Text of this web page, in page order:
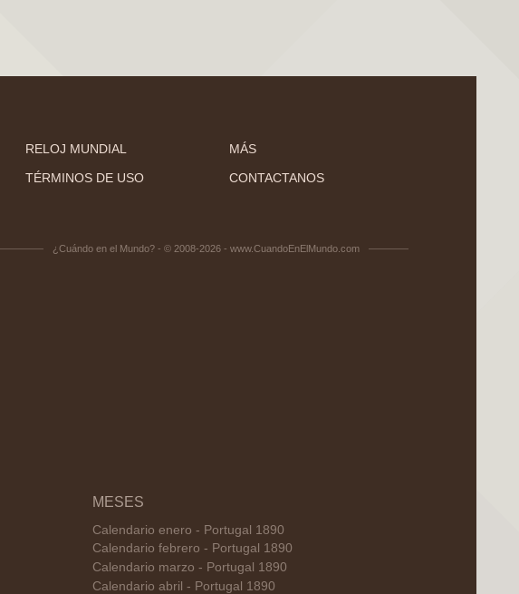
RELOJ MUNDIAL
MÁS
TÉRMINOS DE USO CONTACTANOS
¿Cuándo en el Mundo? - © 2008-2026 - www.CuandoEnElMundo.com
MESES
Calendario enero - Portugal 1890
Calendario febrero - Portugal 1890
Calendario marzo - Portugal 1890
Calendario abril - Portugal 1890